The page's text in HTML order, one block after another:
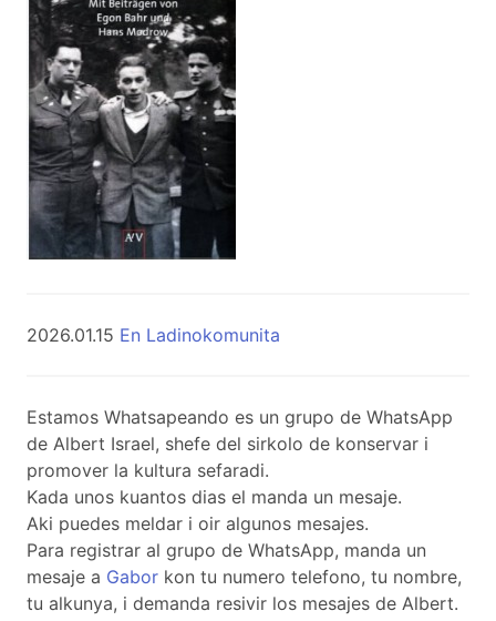
2026.01.15 En Ladinokomunita
Estamos Whatsapeando es un grupo de WhatsApp
de Albert Israel, shefe del sirkolo de konservar i
promover la kultura sefaradi.
Kada unos kuantos dias el manda un mesaje.
Aki puedes meldar i oir algunos mesajes.
Para registrar al grupo de WhatsApp, manda un
mesaje a Gabor kon tu numero telefono, tu nombre,
tu alkunya, i demanda resivir los mesajes de Albert.